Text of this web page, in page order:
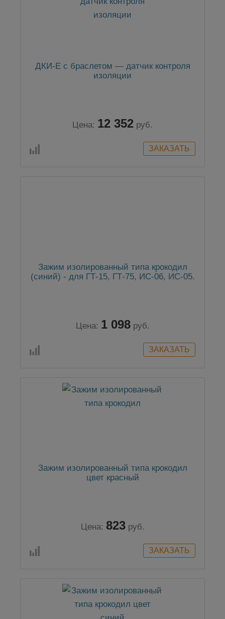
ДКИ-Е с браслетом — датчик контроля
изоляции
Цена: 12 352 руб.
Зажим изолированный типа крокодил
(синий) - для ГТ-15, ГТ-75, ИС-06, ИС-05.
Цена: 1 098 руб.
Зажим изолированный типа крокодил
цвет красный
Цена: 823 руб.